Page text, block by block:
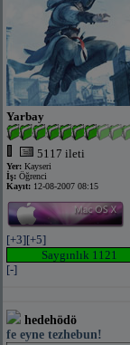
Yarbay
5117 ileti
Yer: Kayseri
İş: Öğrenci
Kayıt: 12-08-2007 08:15
[+3][+5]
Saygınlık 1121
[-]
hedehödö
fe eyne tezhebun!